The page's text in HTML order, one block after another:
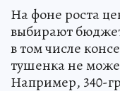
На фоне роста
выбирают
в том числе
тушенка не
Например, 340-